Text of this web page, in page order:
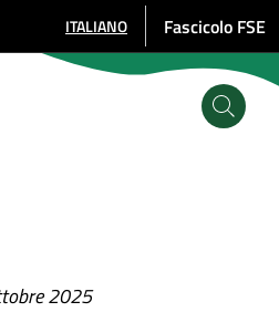
SELEZIONE LINGUA: LINGUA
ITALIANO Fascicolo FSE
2025